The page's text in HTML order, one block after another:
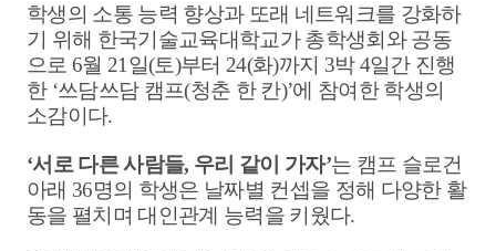
학생의 소통 능력 향상과 또래 네트워크를 강화하
기 위해 한국기술교육대학교가 총학생회와 공동
으로 6월21일(토)부터24(화)까지 3박4일간 진행
한 ‘쓰담쓰담 캠프(청춘 한 칸)’에 참여한 학생의
소감이다.
‘서로 다른 사람들, 우리 같이 가자’는 캠프 슬로건
아래 36명의 학생은 날짜별 컨셉을 정해 다양한 활
동을 펼치며 대인관계 능력을 키웠다.